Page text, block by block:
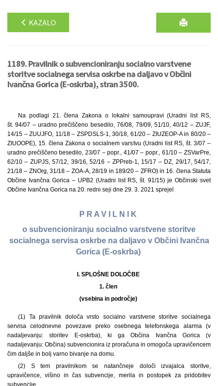
KAZALO
1189. Pravilnik o subvencioniranju socialno varstvene
storitve socialnega servisa oskrbe na daljavo v Občini
Ivančna Gorica (E-oskrba), stran 3500.
Na podlagi 21. člena Zakona o lokalni samoupravi (Uradni list RS,
št. 94/07 – uradno prečiščeno besedilo, 76/08, 79/09, 51/10, 40/12 – ZUJF,
14/15 – ZUUJFO, 11/18 – ZSPDSLS-1, 30/18, 61/20 – ZIUZEOP-A in 80/20 –
ZIUOOPE), 15. člena Zakona o socialnem varstvu (Uradni list RS, št. 3/07 –
uradno prečiščeno besedilo, 23/07 – popr., 41/07 – popr., 61/10 – ZSVarPre,
62/10 – ZUPJS, 57/12, 39/16, 52/16 – ZPPreb-1, 15/17 – DZ, 29/17, 54/17,
21/18 – ZNOrg, 31/18 – ZOA-A, 28/19 in 189/20 – ZFRO) in 16. člena Statuta
Občine Ivančna Gorica – UPB2 (Uradni list RS, št. 91/15) je Občinski svet
Občine Ivančna Gorica na 20. redni seji dne 29. 3. 2021 sprejel
P R A V I L N I K
o subvencioniranju socialno varstvene storitve
socialnega servisa oskrbe na daljavo v Občini Ivančna
Gorica (E-oskrba)
I. SPLOŠNE DOLOČBE
1. člen
(vsebina in področje)
(1) Ta pravilnik določa vrsto socialno varstvene storitve socialnega
servisa celodnevne povezave preko osebnega telefonskega alarma (v
nadaljevanju: storitev E-oskrba), ki ga Občina Ivančna Gorica (v
nadaljevanju: Občina) subvencionira iz proračuna in omogoča upravičencem
čim daljše in bolj varno bivanje na domu.
(2) S tem pravilnikom se natančneje določi izvajalca storitve,
upravičence, višino in čas subvencije, merila in postopek za pridobitev
subvencije.